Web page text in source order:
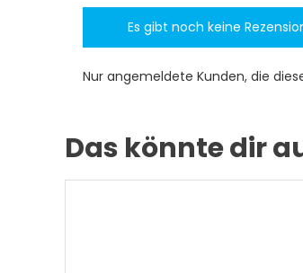
Es gibt noch keine
Nur angemeldete Kunden, die
Das könnte dir